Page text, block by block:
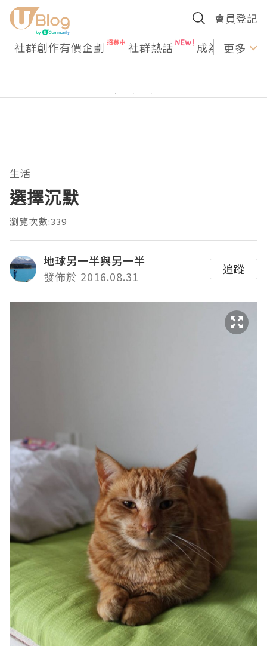
會員登記
社群創作有價企劃 社群熱話 成為U更多
生活
選擇沉默
瀏覽次數:339
地球另一半與另一半
發佈於 2016.08.31
追蹤